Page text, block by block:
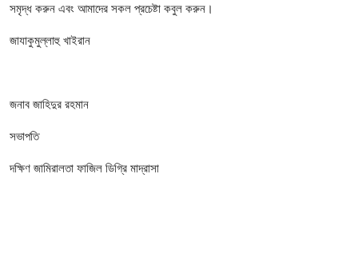
সমৃদ্ধ করুন এবং আমাদের সকল প্রচেষ্টা কবুল করুন।
জাযাকুমুল্লাহু খাইরান
জনাব জাহিদুর রহমান
সভাপতি
দক্ষিণ জামিরালতা ফাজিল ডিগ্রি মাদ্রাসা